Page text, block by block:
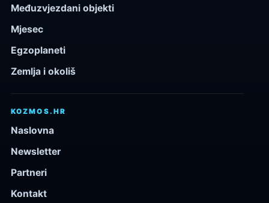
Međuzvjezdani objekti
Mjesec
Egzoplaneti
Zemlja i okoliš
KOZMOS.HR
Naslovna
Newsletter
Partneri
Kontakt